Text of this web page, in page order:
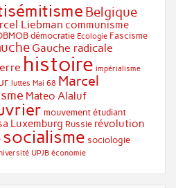
Belgique
Liebman communisme
démocratie Ecologie Fascisme
Gauche radicale
histoire impérialisme
luttes Mai 68 Marcel
Mateo Alaluf
mouvement étudiant
Luxemburg Russie révolution
socialisme sociologie
UPJB économie